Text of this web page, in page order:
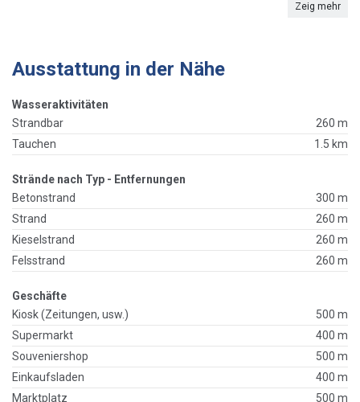
Zeig mehr
Ausstattung in der Nähe
Wasseraktivitäten
Strandbar
260 m
Tauchen
1.5 km
Strände nach Typ - Entfernungen
Betonstrand
300 m
Strand
260 m
Kieselstrand
260 m
Felsstrand
260 m
Geschäfte
Kiosk (Zeitungen, usw.)
500 m
Supermarkt
400 m
Souveniershop
500 m
Einkaufsladen
400 m
Marktplatz
500 m